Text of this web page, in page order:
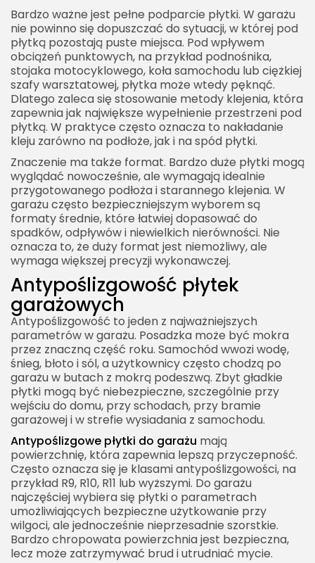
Bardzo ważne jest pełne podparcie płytki. W garażu
nie powinno się dopuszczać do sytuacji, w której pod
płytką pozostają puste miejsca. Pod wpływem
obciążeń punktowych, na przykład podnośnika,
stojaka motocyklowego, koła samochodu lub ciężkiej
szafy warsztatowej, płytka może wtedy pęknąć.
Dlatego zaleca się stosowanie metody klejenia, która
zapewnia jak największe wypełnienie przestrzeni pod
płytką. W praktyce często oznacza to nakładanie
kleju zarówno na podłoże, jak i na spód płytki.
Znaczenie ma także format. Bardzo duże płytki mogą
wyglądać nowocześnie, ale wymagają idealnie
przygotowanego podłoża i starannego klejenia. W
garażu często bezpieczniejszym wyborem są
formaty średnie, które łatwiej dopasować do
spadków, odpływów i niewielkich nierówności. Nie
oznacza to, że duży format jest niemożliwy, ale
wymaga większej precyzji wykonawczej.
Antypoślizgowość płytek
garażowych
Antypoślizgowość to jeden z najważniejszych
parametrów w garażu. Posadzka może być mokra
przez znaczną część roku. Samochód wwozi wodę,
śnieg, błoto i sól, a użytkownicy często chodzą po
garażu w butach z mokrą podeszwą. Zbyt gładkie
płytki mogą być niebezpieczne, szczególnie przy
wejściu do domu, przy schodach, przy bramie
garażowej i w strefie wysiadania z samochodu.
Antypoślizgowe płytki do garażu mają
powierzchnię, która zapewnia lepszą przyczepność.
Często oznacza się je klasami antypoślizgowości, na
przykład R9, R10, R11 lub wyższymi. Do garażu
najczęściej wybiera się płytki o parametrach
umożliwiających bezpieczne użytkowanie przy
wilgoci, ale jednocześnie nieprzesadnie szorstkie.
Bardzo chropowata powierzchnia jest bezpieczna,
lecz może zatrzymywać brud i utrudniać mycie.